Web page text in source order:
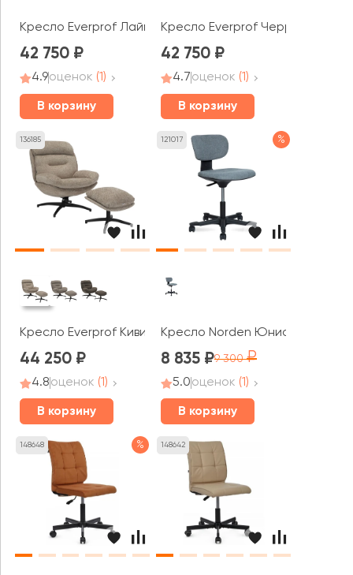
Кресло Everprof Лайм / Lime
42 750
4.9оценок (1)
В корзину
Кресло Everprof Черри / Cherry
42 750
4.7оценок (1)
В корзину
136185
Кресло Everprof Киви / Kiwi
44 250
4.8оценок (1)
В корзину
121017 %
Кресло Norden Юниор / Junior
8 835 9 300
5.0оценок (1)
В корзину
148648 % 148642